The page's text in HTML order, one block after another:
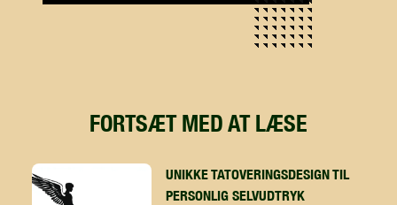
FORTSÆT MED AT LÆSE
UNIKKE TATOVERINGSDESIGN TIL
PERSONLIG SELVUDTRYK